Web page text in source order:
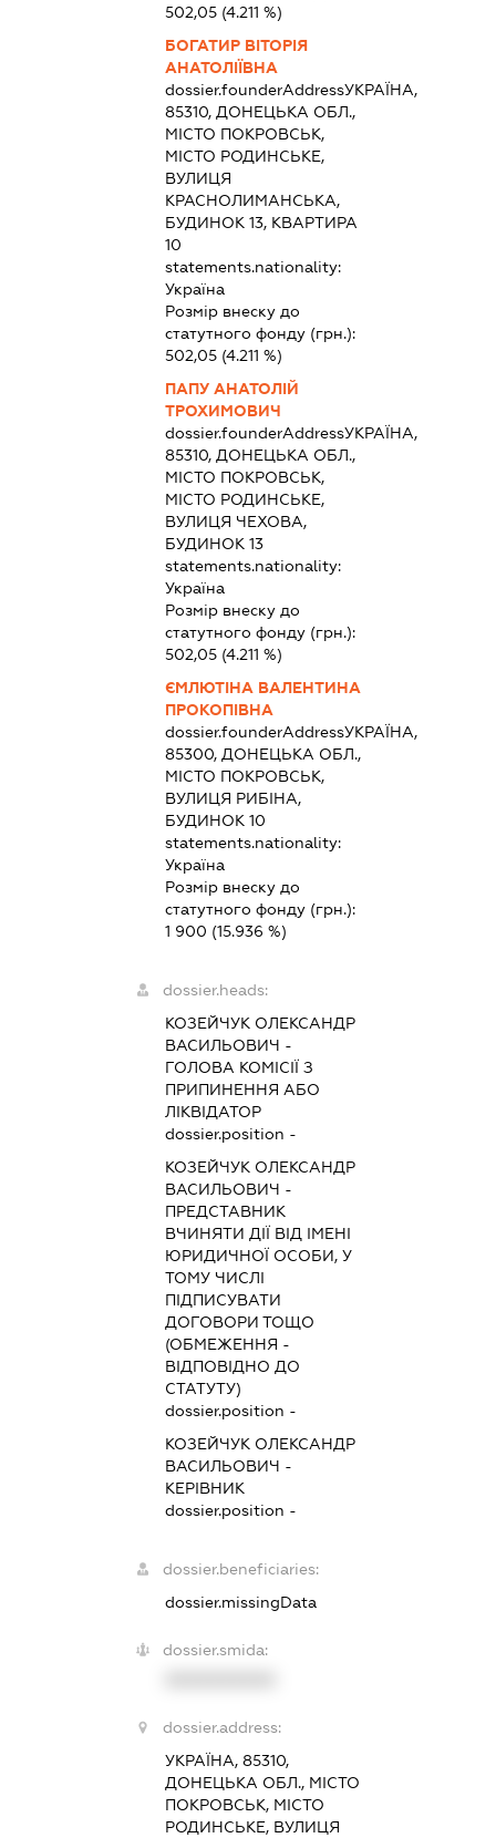
502,05(4.211 %)
БОГАТИР ВІТОРІЯ
АНАТОЛІЇВНА
dossier.founderAddressУКРАЇНА,
85310, ДОНЕЦЬКА ОБЛ.,
МІСТО ПОКРОВСЬК,
МІСТО РОДИНСЬКЕ,
ВУЛИЦЯ
КРАСНОЛИМАНСЬКА,
БУДИНОК 13, КВАРТИРА
10
statements.nationality:
Україна
Розмір внеску до
статутного фонду (грн.):
502,05(4.211 %)
ПАПУ АНАТОЛІЙ
ТРОХИМОВИЧ
dossier.founderAddressУКРАЇНА,
85310, ДОНЕЦЬКА ОБЛ.,
МІСТО ПОКРОВСЬК,
МІСТО РОДИНСЬКЕ,
ВУЛИЦЯ ЧЕХОВА,
БУДИНОК 13
statements.nationality:
Україна
Розмір внеску до
статутного фонду (грн.):
502,05(4.211 %)
ЄМЛЮТІНА ВАЛЕНТИНА
ПРОКОПІВНА
dossier.founderAddressУКРАЇНА,
85300, ДОНЕЦЬКА ОБЛ.,
МІСТО ПОКРОВСЬК,
ВУЛИЦЯ РИБІНА,
БУДИНОК 10
statements.nationality:
Україна
Розмір внеску до
статутного фонду (грн.):
1 900 (15.936 %)
dossier.heads:
КОЗЕЙЧУК ОЛЕКСАНДР
ВАСИЛЬОВИЧ -
ГОЛОВА КОМІСІЇ З
ПРИПИНЕННЯ АБО
ЛІКВІДАТОР
dossier.position -
КОЗЕЙЧУК ОЛЕКСАНДР
ВАСИЛЬОВИЧ -
ПРЕДСТАВНИК
ВЧИНЯТИ ДІЇ ВІД ІМЕНІ
ЮРИДИЧНОЇ ОСОБИ, У
ТОМУ ЧИСЛІ
ПІДПИСУВАТИ
ДОГОВОРИ ТОЩО
(ОБМЕЖЕННЯ -
ВІДПОВІДНО ДО
СТАТУТУ)
dossier.position -
КОЗЕЙЧУК ОЛЕКСАНДР
ВАСИЛЬОВИЧ -
КЕРІВНИК
dossier.position -
dossier.beneficiaries:
dossier.missingData
dossier.smida:
dossier.address:
УКРАЇНА, 85310,
ДОНЕЦЬКА ОБЛ., МІСТО
ПОКРОВСЬК, МІСТО
РОДИНСЬКЕ, ВУЛИЦЯ